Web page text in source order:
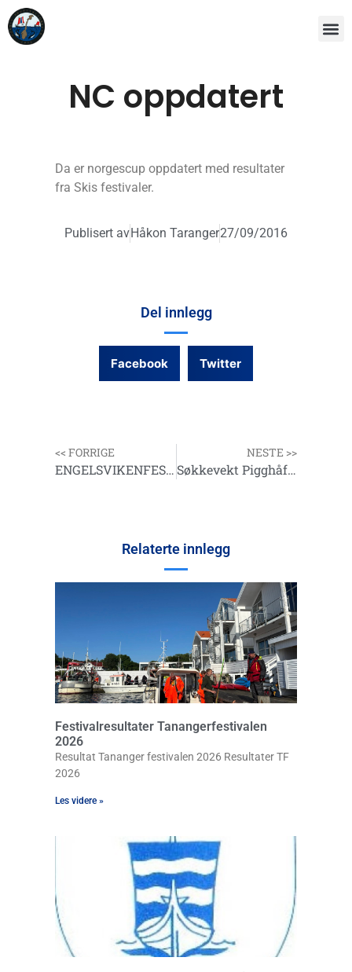
NC oppdatert
Da er norgescup oppdatert med resultater
fra Skis festivaler.
Publisert avHåkon Taranger27/09/2016
Del innlegg
Facebook Twitter
<< FORRIGE
ENGELSVIKENFESTIVALEN DEN 21. AUGUST I 2016
NESTE >>
Søkkevekt Pigghåfestivalen.
Relaterte innlegg
Festivalresultater Tanangerfestivalen
2026
Resultat Tananger festivalen 2026 Resultater TF
2026
Les videre »